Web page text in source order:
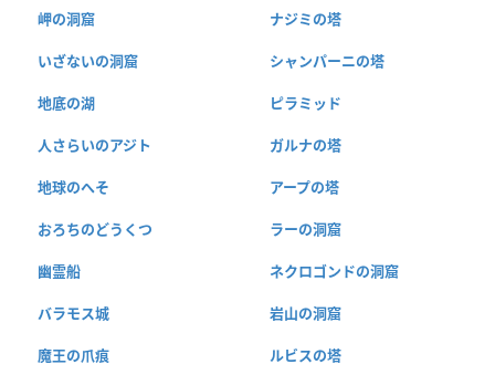
岬の洞窟 ナジミの塔
いざないの洞窟 シャンパーニの塔
地底の湖 ピラミッド
人さらいのアジト ガルナの塔
地球のへそ アープの塔
おろちのどうくつ ラーの洞窟
幽霊船 ネクロゴンドの洞窟
バラモス城 岩山の洞窟
魔王の爪痕 ルビスの塔